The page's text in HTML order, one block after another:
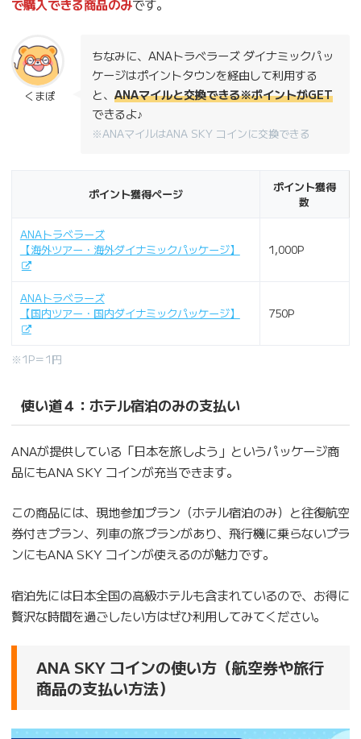
で購入できる商品のみです。
くまぽ
ちなみに、ANAトラベラーズ ダイナミックパッ
ケージはポイントタウンを経由して利用する
と、 ANAマイルと交換できる※ポイントがGET
できるよ♪
※ANAマイルはANA SKY コインに交換できる
ポイント獲得ページ
ポイント獲得
数
ANAトラベラーズ
【海外ツアー・海外ダイナミックパッケージ】
1,000P
ANAトラベラーズ
【国内ツアー・国内ダイナミックパッケージ】
750P
※1P＝1円
使い道４：ホテル宿泊のみの支払い
ANAが提供している「日本を旅しよう」というパッケージ商
品にもANA SKY コインが充当できます。
この商品には、現地参加プラン（ホテル宿泊のみ）と往復航空
券付きプラン、列車の旅プランがあり、飛行機に乗らないプラ
ンにもANA SKY コインが使えるのが魅力です。
宿泊先には日本全国の高級ホテルも含まれているので、お得に
贅沢な時間を過ごしたい方はぜひ利用してみてください。
ANA SKY コインの使い方（航空券や旅行
商品の支払い方法）